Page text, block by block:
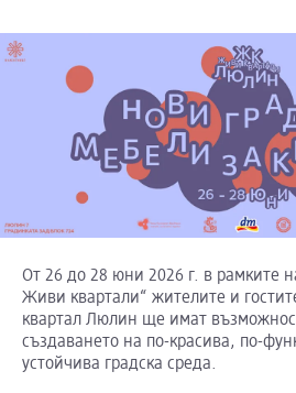
От 26 до 28 юни 2026 г. в рамките
Живи квартали“ жителите и
квартал Люлин ще имат
създаването на по-красива, по-
устойчива градска среда.